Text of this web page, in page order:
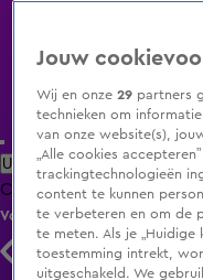
Uitzending Gemist Populaire
ClipsFilmsRadioSmart
Volg KIJK
Jouw
Wij en onze29 partners
technieken om
van onze website(s),
„Alle cookies
trackingtechnologieën
content te kunnen
te verbeteren en om de
te meten. Als je „Huidige
toestemming intrekt,
uitgeschakeld. We